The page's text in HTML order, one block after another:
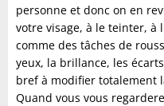
personne et donc on en
votre visage, à le teinter,
comme des tâches de
yeux, la brillance, les
bref à modifier totalement
Quand vous vous